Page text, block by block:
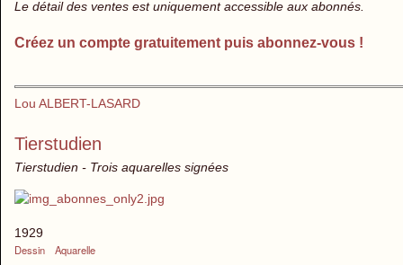
Le détail des ventes est uniquement accessible aux abonnés.
Créez un compte gratuitement puis abonnez-vous !
Lou ALBERT-LASARD
Tierstudien
Tierstudien - Trois aquarelles signées
1929
Dessin
Aquarelle